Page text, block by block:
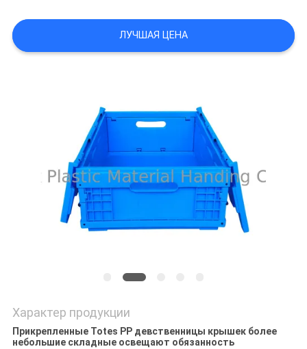
КАРТА
ЛУЧШАЯ ЦЕНА
Характер продукции
Прикрепленные Totes PP девственницы крышек более
небольшие складные освещают обязанность